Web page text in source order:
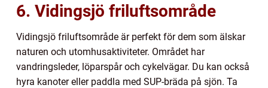
6. Vidingsjö friluftsområde
Vidingsjö friluftsområde är perfekt för dem som älskar
naturen och utomhusaktiviteter. Området har
vandringsleder, löparspår och cykelvägar. Du kan också
hyra kanoter eller paddla med SUP-bräda på sjön. Ta